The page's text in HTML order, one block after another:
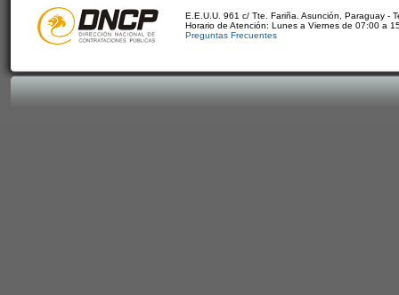
E.E.U.U. 961 c/ Tte. Fariña. Asunción, Paraguay -
Horario de Atención: Lunes a Viernes de 07:00 a
Preguntas Frecuentes